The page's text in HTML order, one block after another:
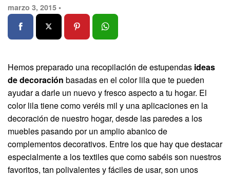
marzo 3, 2015 •
Hemos preparado una recopilación de estupendas ideas
de decoración basadas en el color lila que te pueden
ayudar a darle un nuevo y fresco aspecto a tu hogar. El
color lila tiene como veréis mil y una aplicaciones en la
decoración de nuestro hogar, desde las paredes a los
muebles pasando por un amplio abanico de
complementos decorativos. Entre los que hay que destacar
especialmente a los textiles que como sabéis son nuestros
favoritos, tan polivalentes y fáciles de usar, son unos